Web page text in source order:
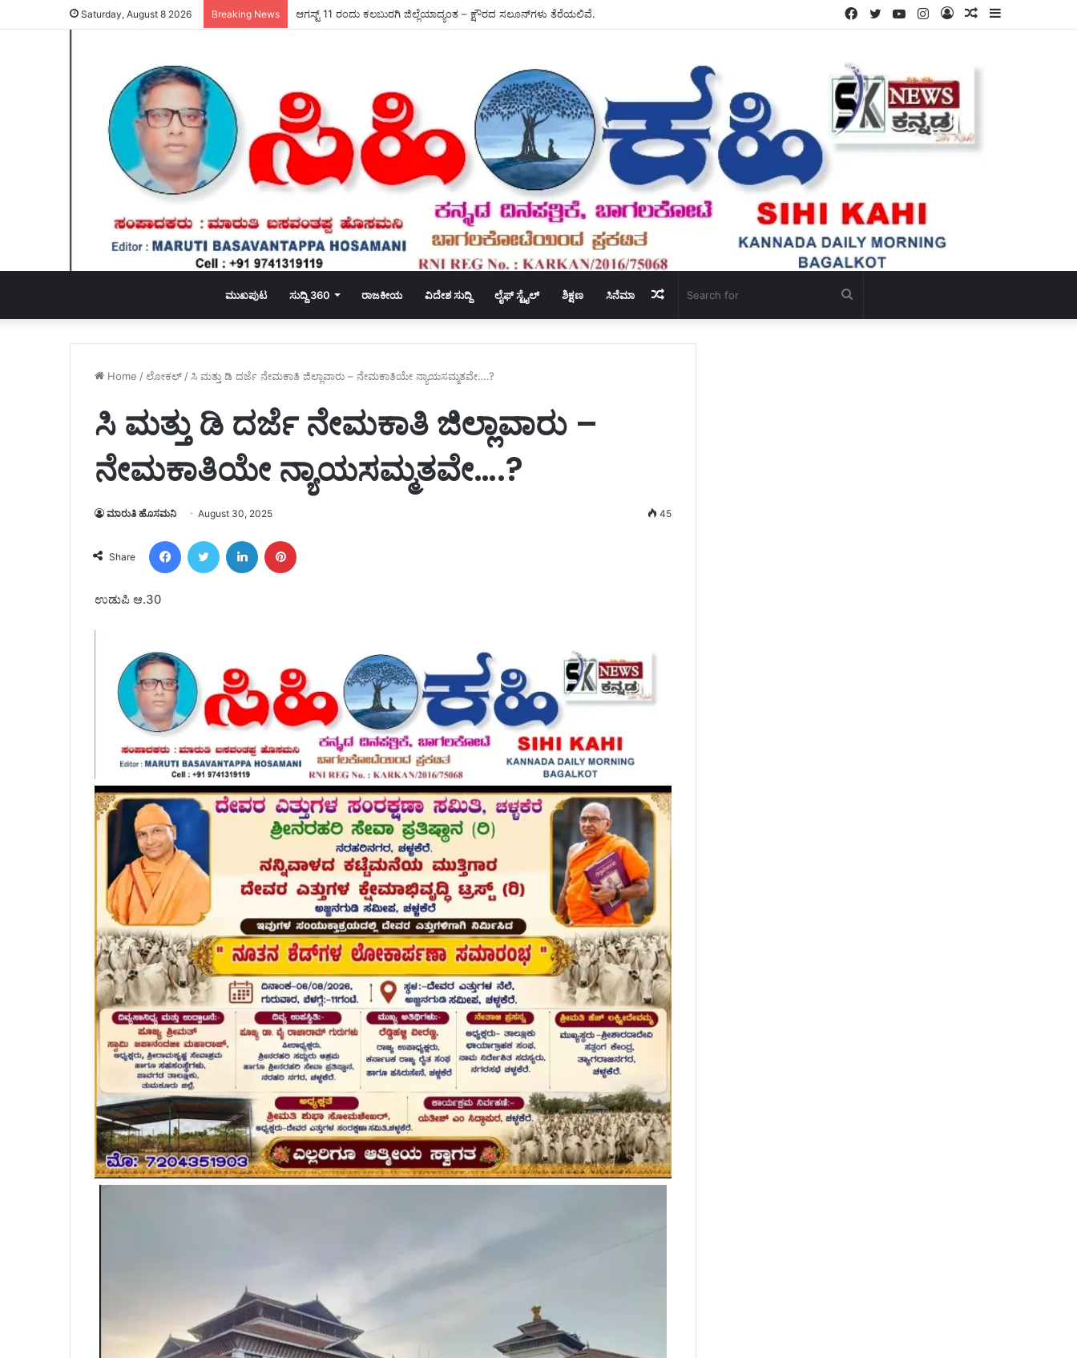
Saturday, August 8 2026 Breaking News ಆಗಸ್ಟ್ 11 ರಂದು ಕಲಬುರಗಿ ಜಿಲ್ಲೆಯಾದ್ಯಂತ – ಕ್ಷೌರದ ಸಲೂನ್‌ಗಳು ತೆರೆಯಲಿವೆ. Sidebar
Random
Log
Instagram
YouTube
Twitter
Facebook
ಮುಖಪುಟ ಸುದ್ದಿ 360 ರಾಜಕೀಯ ವಿದೇಶ ಸುದ್ದಿ ಲೈಫ್ ಸ್ಟೈಲ್ ಶಿಕ್ಷಣ ಸಿನೆಮಾ Search
Random
Article
Home /ಲೋಕಲ್ /ಸಿ ಮತ್ತು ಡಿ ದರ್ಜೆ ನೇಮಕಾತಿ ಜಿಲ್ಲಾವಾರು – ನೇಮಕಾತಿಯೇ ನ್ಯಾಯಸಮ್ಮತವೇ….?
ಸಿ ಮತ್ತು ಡಿ ದರ್ಜೆ ನೇಮಕಾತಿ ಜಿಲ್ಲಾವಾರು –
ನೇಮಕಾತಿಯೇ ನ್ಯಾಯಸಮ್ಮತವೇ….?
ಮಾರುತಿ ಹೊಸಮನಿ August 30, 2025 45
Share
FacebookTwitter LinkedIn
ಉಡುಪಿ ಆ.30